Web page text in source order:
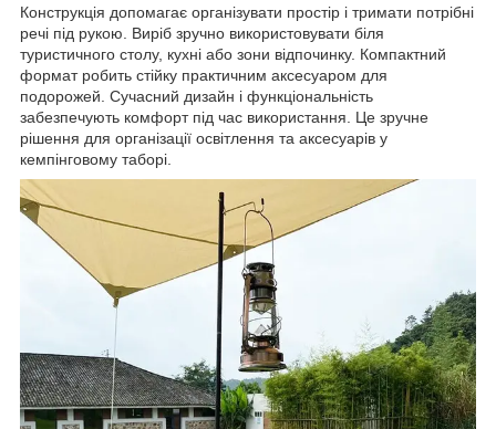
Конструкція допомагає організувати простір і тримати потрібні
речі під рукою. Виріб зручно використовувати біля
туристичного столу, кухні або зони відпочинку. Компактний
формат робить стійку практичним аксесуаром для
подорожей. Сучасний дизайн і функціональність
забезпечують комфорт під час використання. Це зручне
рішення для організації освітлення та аксесуарів у
кемпінговому таборі.